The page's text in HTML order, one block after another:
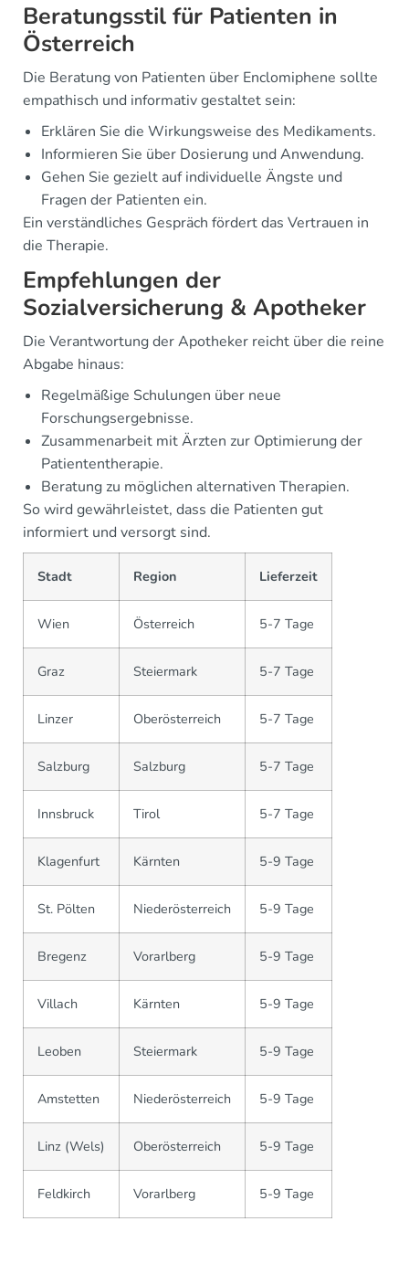
Beratungsstil für Patienten in
Österreich
Die Beratung von Patienten über Enclomiphene sollte
empathisch und informativ gestaltet sein:
Erklären Sie die Wirkungsweise des Medikaments.
Informieren Sie über Dosierung und Anwendung.
Gehen Sie gezielt auf individuelle Ängste und
Fragen der Patienten ein.
Ein verständliches Gespräch fördert das Vertrauen in
die Therapie.
Empfehlungen der
Sozialversicherung & Apotheker
Die Verantwortung der Apotheker reicht über die reine
Abgabe hinaus:
Regelmäßige Schulungen über neue
Forschungsergebnisse.
Zusammenarbeit mit Ärzten zur Optimierung der
Patiententherapie.
Beratung zu möglichen alternativen Therapien.
So wird gewährleistet, dass die Patienten gut
informiert und versorgt sind.
Stadt Region Lieferzeit
Wien Österreich 5-7 Tage
Graz Steiermark 5-7 Tage
Linzer Oberösterreich 5-7 Tage
Salzburg Salzburg 5-7 Tage
Innsbruck Tirol 5-7 Tage
Klagenfurt Kärnten 5-9 Tage
St. Pölten Niederösterreich 5-9 Tage
Bregenz Vorarlberg 5-9 Tage
Villach Kärnten 5-9 Tage
Leoben Steiermark 5-9 Tage
Amstetten Niederösterreich 5-9 Tage
Linz (Wels) Oberösterreich 5-9 Tage
Feldkirch Vorarlberg 5-9 Tage